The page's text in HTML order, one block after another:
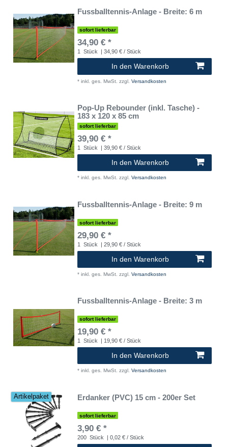
Fussballtennis-Anlage - Breite: 6 m
sofort lieferbar
34,90 € *
1 Stück | 34,90 € / Stück
In den Warenkorb
* inkl. ges. MwSt. zzgl. Versandkosten
Pop-Up Rebounder (inkl. Tasche) -
183 x 120 x 85 cm
sofort lieferbar
39,90 € *
1 Stück | 39,90 € / Stück
In den Warenkorb
* inkl. ges. MwSt. zzgl. Versandkosten
Fussballtennis-Anlage - Breite: 9 m
sofort lieferbar
29,90 € *
1 Stück | 29,90 € / Stück
In den Warenkorb
* inkl. ges. MwSt. zzgl. Versandkosten
Fussballtennis-Anlage - Breite: 3 m
sofort lieferbar
19,90 € *
1 Stück | 19,90 € / Stück
In den Warenkorb
* inkl. ges. MwSt. zzgl. Versandkosten
Artikelpaket Erdanker (PVC) 15 cm - 200er Set
sofort lieferbar
3,90 € *
200 Stück | 0,02 € / Stück